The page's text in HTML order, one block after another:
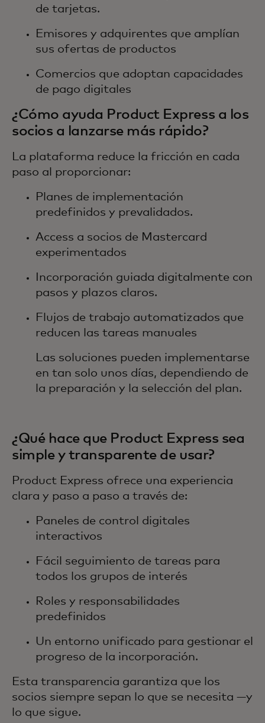
de tarjetas.
Emisores y adquirentes que amplían
sus ofertas de productos
Comercios que adoptan capacidades
de pago digitales
¿Cómo ayuda Product Express a los
socios a lanzarse más rápido?
La plataforma reduce la fricción en cada
paso al proporcionar:
Planes de implementación
predefinidos y prevalidados.
Access a socios de Mastercard
experimentados
Incorporación guiada digitalmente con
pasos y plazos claros.
Flujos de trabajo automatizados que
reducen las tareas manuales
Las soluciones pueden implementarse
en tan solo unos días, dependiendo de
la preparación y la selección del plan.
¿Qué hace que Product Express sea
simple y transparente de usar?
Product Express ofrece una experiencia
clara y paso a paso a través de:
Paneles de control digitales
interactivos
Fácil seguimiento de tareas para
todos los grupos de interés
Roles y responsabilidades
predefinidos
Un entorno unificado para gestionar el
progreso de la incorporación.
Esta transparencia garantiza que los
socios siempre sepan lo que se necesita —y
lo que sigue.